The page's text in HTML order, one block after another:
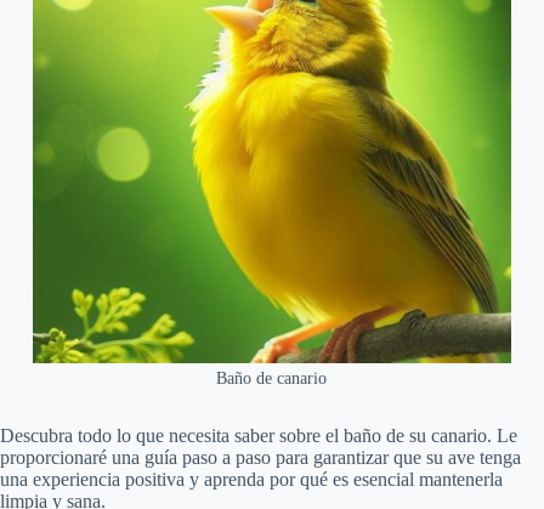
Baño de canario
Descubra todo lo que necesita saber sobre el baño de su canario. Le
proporcionaré una guía paso a paso para garantizar que su ave tenga
una experiencia positiva y aprenda por qué es esencial mantenerla
limpia y sana.